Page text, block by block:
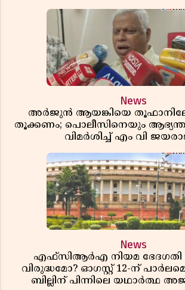
News
അർജുൻ ആയങ്കിയെ
തൂക്കണം; പൊലീസിനെയും
വിമർശിച്ച് എം വി
News
എഫ്സിആർഎ നിയമ ഭേദഗതി
വിരുദ്ധമോ? ഓഗസ്റ്റ് 12-ന്
ബില്ലിന് പിന്നിലെ യഥാർത്ഥ